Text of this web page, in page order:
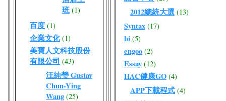
班 (1)
百度 (1)
企業文化 (1)
美寶人文科技股份
有限公司 (43)
汪純瑩 Gustav
Chun-Ying
Wang (25)
2012總統大選 (13)
Syntax (17)
bi (5)
engoo (2)
Essay (12)
HAC健康GO (4)
APP下載程式 (4)